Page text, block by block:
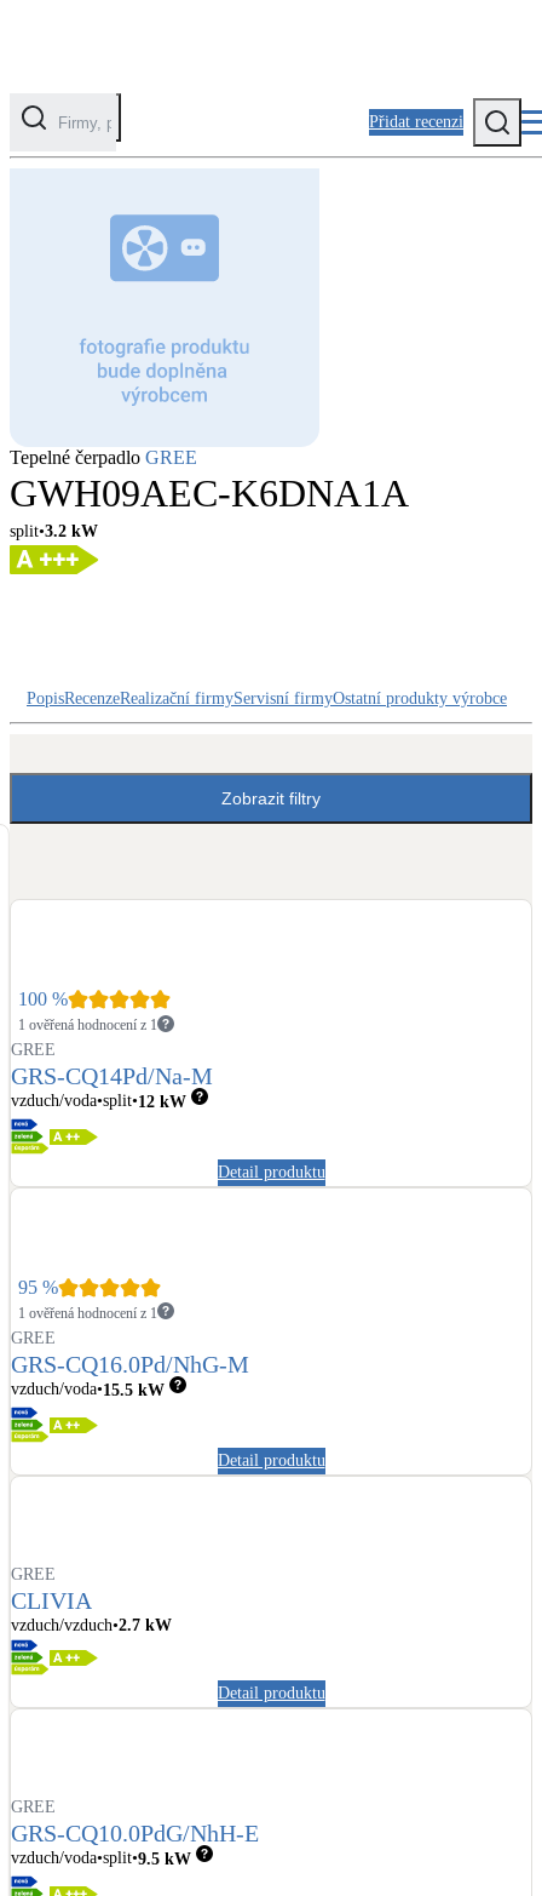
Přidat recenzi
Fotovoltaika
Solární ohřev vody
Tepelná čerpadla
Klimatizace pro vytápění
Zateplení
Obálka budovy
Klimatizace
Větrání s rekuperací
Rekonstrukce
Kotle
Novostavby
Stínicí technika
Rekuperace tepla odpadní vody
Vnitřní i venkovní
Zelená střecha
Tepelné čerpadlo GREE
GWH09AEC-K6DNA1A
split 3.2 kW
PopisRecenzeRealizační firmyServisní firmyOstatní produkty výrobce
Zobrazit filtry
100%
1 ověřená hodnocení z 1
GREE
GRS-CQ14Pd/Na-M
vzduch/voda split 12 kW
Detail produktu
95%
1 ověřená hodnocení z 1
GREE
GRS-CQ16.0Pd/NhG-M
vzduch/voda 15.5 kW
Detail produktu
GREE
CLIVIA
vzduch/vzduch 2.7 kW
Detail produktu
GREE
GRS-CQ10.0PdG/NhH-E
vzduch/voda split 9.5 kW